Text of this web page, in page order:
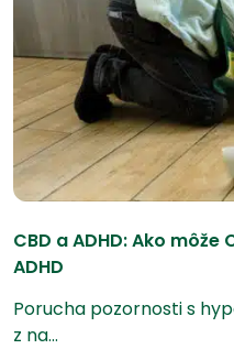
CBD a ADHD: Ako
ADHD
Porucha pozornosti s
z na...